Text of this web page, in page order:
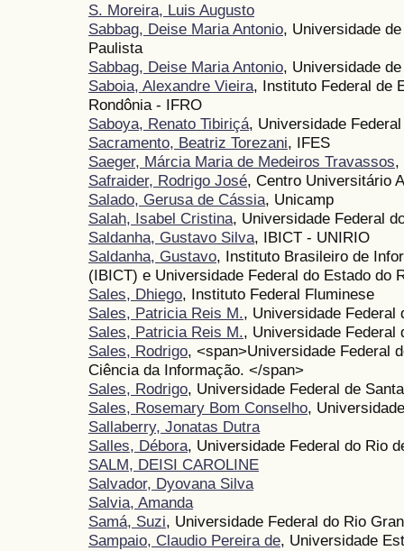
S. Moreira, Luis Augusto
Sabbag, Deise Maria Antonio, Universidade
Paulista
Sabbag, Deise Maria Antonio, Universidade
Saboia, Alexandre Vieira, Instituto Federal de
Rondônia - IFRO
Saboya, Renato Tibiriçá, Universidade
Sacramento, Beatriz Torezani, IFES
Saeger, Márcia Maria de Medeiros Travassos,
Safraider, Rodrigo José, Centro Universitário
Salado, Gerusa de Cássia, Unicamp
Salah, Isabel Cristina, Universidade Federal
Saldanha, Gustavo Silva, IBICT - UNIRIO
Saldanha, Gustavo, Instituto Brasileiro de
(IBICT) e Universidade Federal do Estado do
Sales, Dhiego, Instituto Federal Fluminese
Sales, Patricia Reis M., Universidade Federal
Sales, Patricia Reis M., Universidade Federal
Sales, Rodrigo, <span>Universidade Federal
Ciência da Informação. </span>
Sales, Rodrigo, Universidade Federal de
Sales, Rosemary Bom Conselho,
Sallaberry, Jonatas Dutra
Salles, Débora, Universidade Federal do Rio
SALM, DEISI CAROLINE
Salvador, Dyovana Silva
Salvia, Amanda
Samá, Suzi, Universidade Federal do Rio
Sampaio, Claudio Pereira de, Universidade